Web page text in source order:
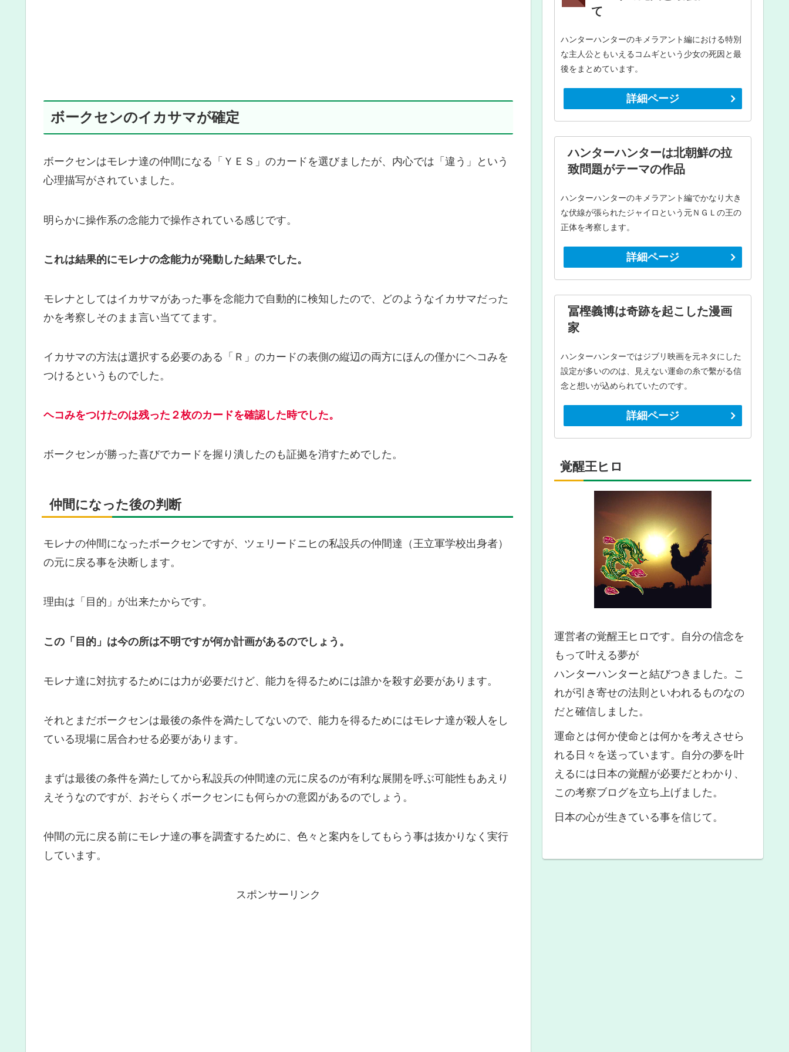
ボークセンのイカサマが確定
ボークセンはモレナ達の仲間になる「ＹＥＳ」のカードを選びましたが、内心では「違う」という
心理描写がされていました。
明らかに操作系の念能力で操作されている感じです。
これは結果的にモレナの念能力が発動した結果でした。
モレナとしてはイカサマがあった事を念能力で自動的に検知したので、どのようなイカサマだった
かを考察しそのまま言い当ててます。
イカサマの方法は選択する必要のある「Ｒ」のカードの表側の縦辺の両方にほんの僅かにヘコみを
つけるというものでした。
ヘコみをつけたのは残った２枚のカードを確認した時でした。
ボークセンが勝った喜びでカードを握り潰したのも証拠を消すためでした。
仲間になった後の判断
モレナの仲間になったボークセンですが、ツェリードニヒの私設兵の仲間達（王立軍学校出身者）
の元に戻る事を決断します。
理由は「目的」が出来たからです。
この「目的」は今の所は不明ですが何か計画があるのでしょう。
モレナ達に対抗するためには力が必要だけど、能力を得るためには誰かを殺す必要があります。
それとまだボークセンは最後の条件を満たしてないので、能力を得るためにはモレナ達が殺人をし
ている現場に居合わせる必要があります。
まずは最後の条件を満たしてから私設兵の仲間達の元に戻るのが有利な展開を呼ぶ可能性もあえり
えそうなのですが、おそらくボークセンにも何らかの意図があるのでしょう。
仲間の元に戻る前にモレナ達の事を調査するために、色々と案内をしてもらう事は抜かりなく実行
しています。
スポンサーリンク
て
ハンターハンターのキメラアント編における特別
な主人公ともいえるコムギという少女の死因と最
後をまとめています。
詳細ページ
ハンターハンターは北朝鮮の拉
致問題がテーマの作品
ハンターハンターのキメラアント編でかなり大き
な伏線が張られたジャイロという元ＮＧＬの王の
正体を考察します。
詳細ページ
冨樫義博は奇跡を起こした漫画
家
ハンターハンターではジブリ映画を元ネタにした
設定が多いののは、見えない運命の糸で繫がる信
念と想いが込められていたのです。
詳細ページ
覚醒王ヒロ
運営者の覚醒王ヒロです。自分の信念を
もって叶える夢が
ハンターハンターと結びつきました。こ
れが引き寄せの法則といわれるものなの
だと確信しました。
運命とは何か使命とは何かを考えさせら
れる日々を送っています。自分の夢を叶
えるには日本の覚醒が必要だとわかり、
この考察ブログを立ち上げました。
日本の心が生きている事を信じて。